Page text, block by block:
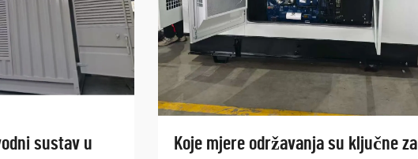
sustav u
Koje mjere održavanja su ključne za